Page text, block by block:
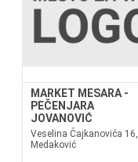
MARKET MESARA -
PEČENJARA
JOVANOVIĆ
Veselina Čajkanovića 16,
Medaković